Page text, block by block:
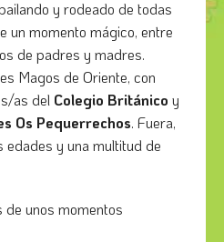
y rodeado de todas
un momento mágico, entre
de padres y madres.
Magos de Oriente, con
as del Colegio Británico y
Os Pequerrechos. Fuera,
edades y una multitud de
unos momentos